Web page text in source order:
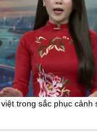
trong sắc phục cảnh